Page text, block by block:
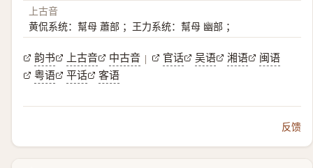
上古音
黄侃系统：幫母 蕭部 ；王力系统：幫母 幽部 ；
韵书 上古音 中古音 | 官话 吴语 湘语
闽语
粤语
平话 客语
反馈